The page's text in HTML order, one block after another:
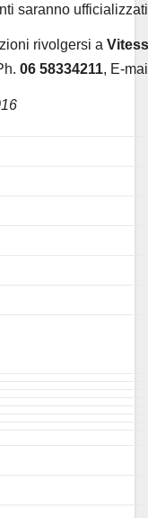
saranno
rivolgersi a
06 58334211, E-